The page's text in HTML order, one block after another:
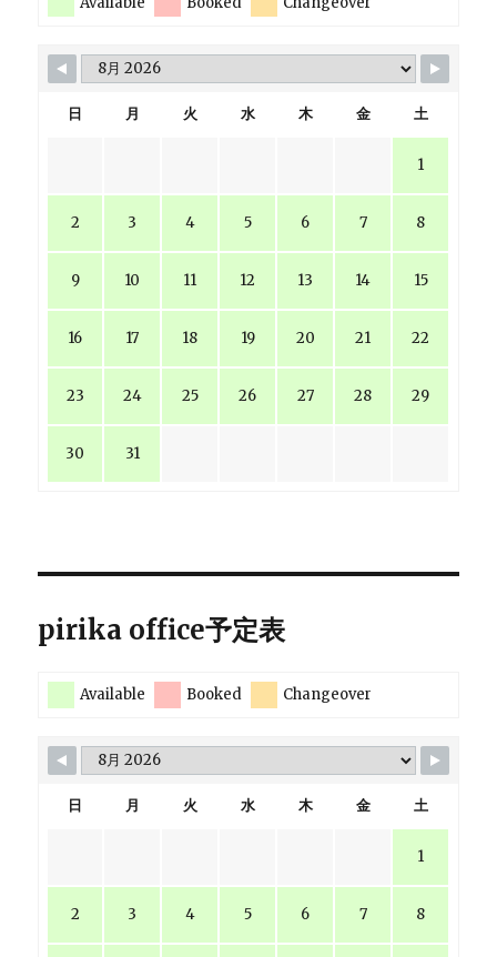
日 月 火 水 木 金 土
1
2 3 4 5 6 7 8
9 10 11 12 13 14 15
16 17 18 19 20 21 22
23 24 25 26 27 28 29
30 31
pirika office予定表
Available Booked Changeover
日 月 火 水 木 金 土
1
2 3 4 5 6 7 8